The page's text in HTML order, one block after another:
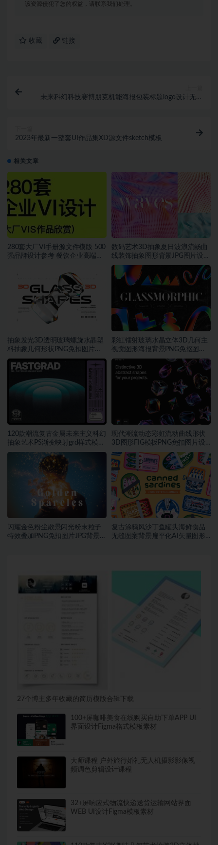
该资源侵犯了您的权益，请联系我们处理。
收藏 链接
未来科幻科技赛博朋克机能海报包装标题logo设计无衬
2023年最新一整套UI作品集XD源文件sketch模板
相关文章
280套大厂VI手册源文件模版 500
强品牌设计参考 餐饮企业高端矢
数码艺术3D抽象夏日波浪流畅曲
线装饰抽象图形背景JPG图片设计
素材
抽象发光3D透明玻璃螺旋水晶塑
料抽象几何形状PNG免扣图片设
计素材
彩虹镭射玻璃水晶立体3D几何主
视觉图形海报背景PNG免抠图片
素材
120款潮流复古金属未来主义科幻
抽象艺术PS渐变映射grd样式模板
素材
现代潮流动态彩虹流动曲线形状
3D图形FIG模板PNG免扣图片设
计素材
闪耀金色粉尘散景闪光粉末粒子
特效叠加PNG免扣图片JPG背景素
复古涂鸦风沙丁鱼罐头海鲜食品
无缝图案背景扁平化AI矢量图形
27个博主多年收藏的简历模版合辑下载
100+屏咖啡美食在线购买自助下单APP UI
界面设计Figma格式模板素材
大师课程 户外旅行婚礼无人机摄影影像视
频调色剪辑设计课程
32+屏响应式物流快递送货运输网站界面
WEB UI设计Figma模板素材